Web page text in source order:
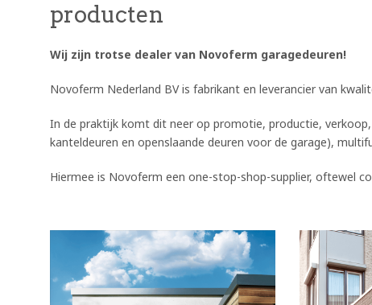
producten
Wij zijn trotse dealer van Novoferm garagedeuren!
Novoferm Nederland BV is fabrikant en leverancier van
In de praktijk komt dit neer op promotie, productie,
kanteldeuren en openslaande deuren voor de garage),
Hiermee is Novoferm een one-stop-shop-supplier, oftewel